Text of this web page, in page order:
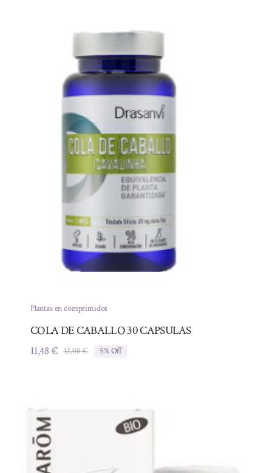
Plantas en comprimidos
COLA DE CABALLO 30 CAPSULAS
12,08€El
11,48 €
El
5% Off